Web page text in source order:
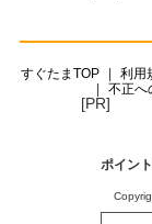
すぐたまTOP 利用
不正へ
[PR]
ポイン